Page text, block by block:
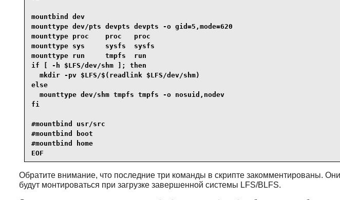
mountbind dev
mounttype dev/pts devpts devpts -o gid=5,mode=620
mounttype proc    proc   proc
mounttype sys     sysfs  sysfs
mounttype run     tmpfs  run
if [ -h $LFS/dev/shm ]; then
  mkdir -pv $LFS/$(readlink $LFS/dev/shm)
else
  mounttype dev/shm tmpfs tmpfs -o nosuid,nodev
fi
#mountbind usr/src
#mountbind boot
#mountbind home
EOF
Обратите внимание, что последние три команды в скрипте закомментированы.
будут монтироваться при загрузке завершенной системы LFS/BLFS.